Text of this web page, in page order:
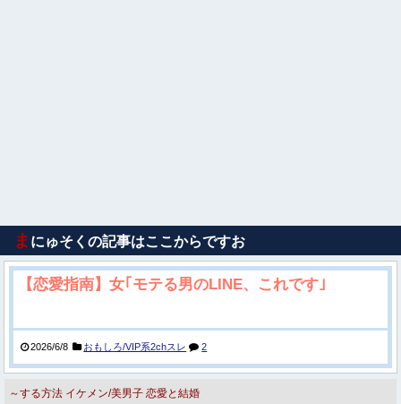
ま にゅそくの記事はここからですお
【恋愛指南】女｢モテる男のLINE、これです｣
2026/6/8 おもしろ/VIP系2chスレ 2
～する方法 イケメン/美男子 恋愛と結婚